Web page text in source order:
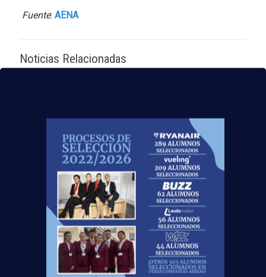
Fuente: AENA
Noticias Relacionadas
Madrid-Barajas supera los 6 millones de
pasajeros junio: qué significa para quienes
quieren ser TCP
Leer más
¡Últimas plazas! Nuevo Curso TCP en Madrid
– Tercer cuatrimestre 2026